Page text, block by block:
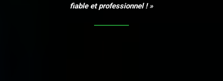
fiable et professionnel ! »